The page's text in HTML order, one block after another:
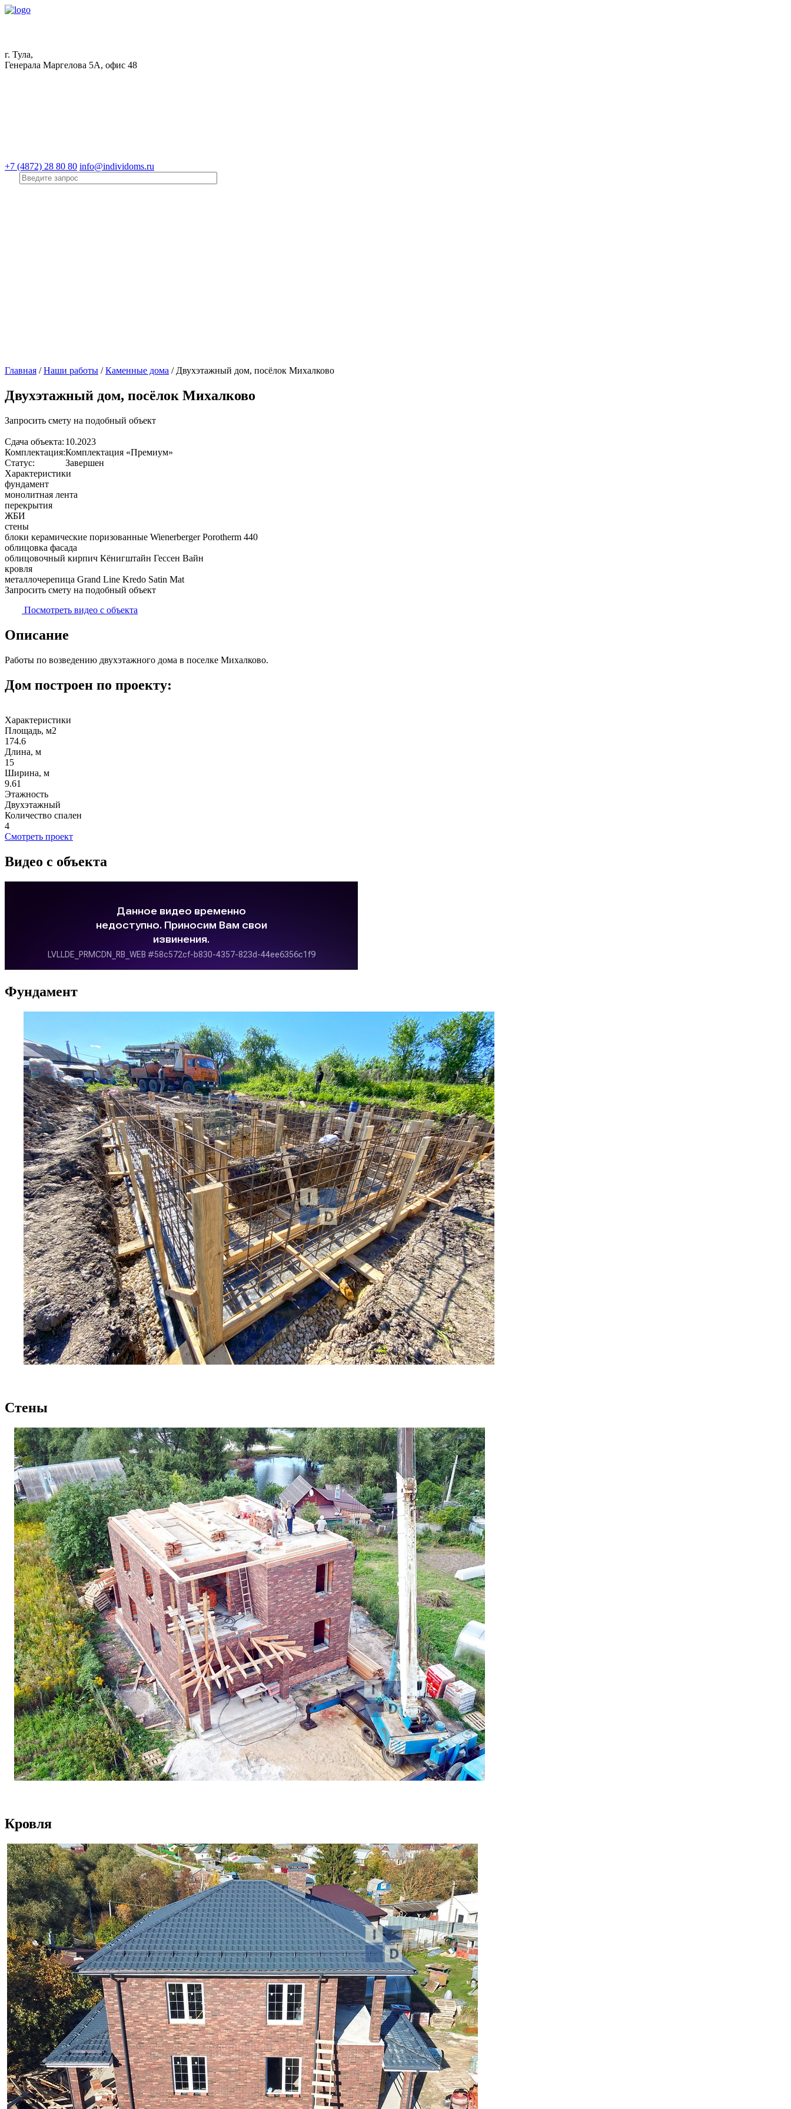
г. Тула,
Генерала Маргелова 5А, офис 48
+7 (4872) 28 80 80 info@individoms.ru
Главная /Наши работы /Каменные дома / Двухэтажный дом, посёлок Михалково
Двухэтажный дом, посёлок Михалково
Запросить смету на подобный объект
Сдача объекта: 10.2023
Комплектация:Комплектация «Премиум»
Статус:
Завершен
Характеристики
фундамент
монолитная лента
перекрытия
ЖБИ
стены
блоки керамические поризованные Wienerberger Porotherm 440
облицовка фасада
облицовочный кирпич Кёнигштайн Гессен Вайн
кровля
металлочерепица Grand Line Kredo Satin Mat
Запросить смету на подобный объект
Посмотреть видео с объекта
Описание
Работы по возведению двухэтажного дома в поселке Михалково.
Дом построен по проекту:
Характеристики
Площадь, м2
174.6
Длина, м
15
Ширина, м
9.61
Этажность
Двухэтажный
Количество спален
4
Смотреть проект
Видео с объекта
Фундамент
Стены
Кровля